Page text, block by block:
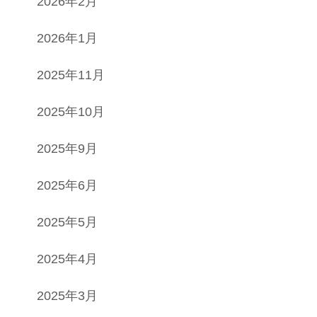
2026年1月
2025年11月
2025年10月
2025年9月
2025年6月
2025年5月
2025年4月
2025年3月